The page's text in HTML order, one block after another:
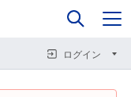
ログイン
0